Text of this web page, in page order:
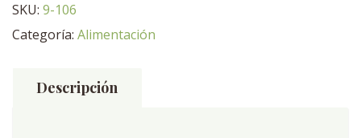
Cruda
–
SKU: 9-106
Categoría: Alimentación
Descripción